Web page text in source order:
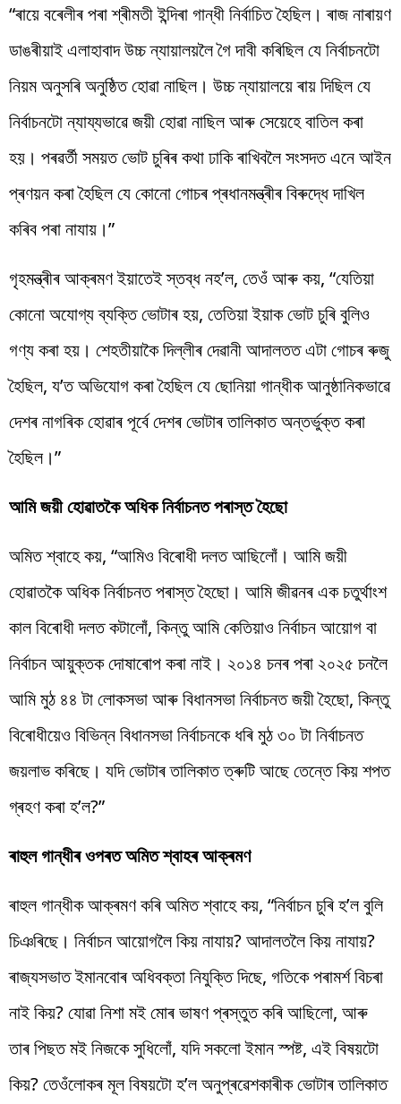
“ৰায়ে বৰেলীৰ পৰা শ্ৰীমতী ইন্দিৰা গান্ধী নিৰ্বাচিত হৈছিল। ৰাজ নাৰায়ণ
ডাঙৰীয়াই এলাহাবাদ উচ্চ ন্যায়ালয়লৈ গৈ দাবী কৰিছিল যে নিৰ্বাচনটো
নিয়ম অনুসৰি অনুষ্ঠিত হোৱা নাছিল। উচ্চ ন্যায়ালয়ে ৰায় দিছিল যে
নিৰ্বাচনটো ন্যায্যভাৱে জয়ী হোৱা নাছিল আৰু সেয়েহে বাতিল কৰা
হয়। পৰৱৰ্তী সময়ত ভোট চুৰিৰ কথা ঢাকি ৰাখিবলৈ সংসদত এনে আইন
প্ৰণয়ন কৰা হৈছিল যে কোনো গোচৰ প্ৰধানমন্ত্ৰীৰ বিৰুদ্ধে দাখিল
কৰিব পৰা নাযায়।”
গৃহমন্ত্ৰীৰ আক্ৰমণ ইয়াতেই স্তব্ধ নহ’ল, তেওঁ আৰু কয়, “যেতিয়া
কোনো অযোগ্য ব্যক্তি ভোটাৰ হয়, তেতিয়া ইয়াক ভোট চুৰি বুলিও
গণ্য কৰা হয়। শেহতীয়াকৈ দিল্লীৰ দেৱানী আদালতত এটা গোচৰ ৰুজু
হৈছিল, য’ত অভিযোগ কৰা হৈছিল যে ছোনিয়া গান্ধীক আনুষ্ঠানিকভাৱে
দেশৰ নাগৰিক হোৱাৰ পূৰ্বে দেশৰ ভোটাৰ তালিকাত অন্তৰ্ভুক্ত কৰা
হৈছিল।”
আমি জয়ী হোৱাতকৈ অধিক নিৰ্বাচনত পৰাস্ত হৈছো
অমিত শ্বাহে কয়, “আমিও বিৰোধী দলত আছিলোঁ। আমি জয়ী
হোৱাতকৈ অধিক নিৰ্বাচনত পৰাস্ত হৈছো। আমি জীৱনৰ এক চতুৰ্থাংশ
কাল বিৰোধী দলত কটালোঁ, কিন্তু আমি কেতিয়াও নিৰ্বাচন আয়োগ বা
নিৰ্বাচন আয়ুক্তক দোষাৰোপ কৰা নাই। ২০১৪ চনৰ পৰা ২০২৫ চনলৈ
আমি মুঠ ৪৪ টা লোকসভা আৰু বিধানসভা নিৰ্বাচনত জয়ী হৈছো, কিন্তু
বিৰোধীয়েও বিভিন্ন বিধানসভা নিৰ্বাচনকে ধৰি মুঠ ৩০ টা নিৰ্বাচনত
জয়লাভ কৰিছে। যদি ভোটাৰ তালিকাত ত্ৰুটি আছে তেন্তে কিয় শপত
গ্ৰহণ কৰা হ’ল?”
ৰাহুল গান্ধীৰ ওপৰত অমিত শ্বাহৰ আক্ৰমণ
ৰাহুল গান্ধীক আক্ৰমণ কৰি অমিত শ্বাহে কয়, “নিৰ্বাচন চুৰি হ’ল বুলি
চিঞৰিছে। নিৰ্বাচন আয়োগলৈ কিয় নাযায়? আদালতলৈ কিয় নাযায়?
ৰাজ্যসভাত ইমানবোৰ অধিবক্তা নিযুক্তি দিছে, গতিকে পৰামৰ্শ বিচৰা
নাই কিয়? যোৱা নিশা মই মোৰ ভাষণ প্ৰস্তুত কৰি আছিলো, আৰু
তাৰ পিছত মই নিজকে সুধিলোঁ, যদি সকলো ইমান স্পষ্ট, এই বিষয়টো
কিয়? তেওঁলোকৰ মূল বিষয়টো হ’ল অনুপ্ৰৱেশকাৰীক ভোটাৰ তালিকাত